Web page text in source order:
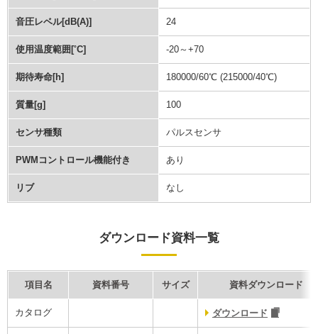
音圧レベル[dB(A)] 24
使用温度範囲[˚C] -20～+70
期待寿命[h] 180000/60℃ (215000/40℃)
質量[g] 100
センサ種類 パルスセンサ
PWMコントロール機能付き あり
リブ なし
ダウンロード資料一覧
項目名 資料番号 サイズ 資料ダウンロード
カタログ ダウンロード